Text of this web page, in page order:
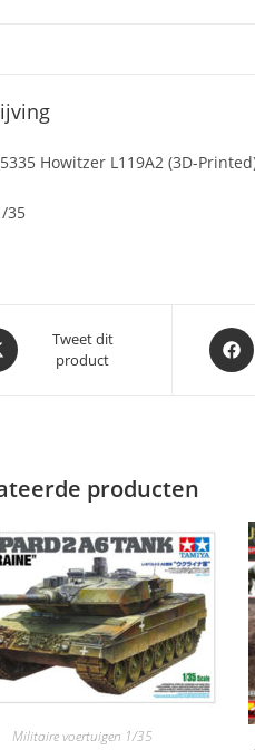
Howitzer L119A2 (3D-
35
Tweet dit
product
Opent
in
producten
Militaire voertuigen 1/35